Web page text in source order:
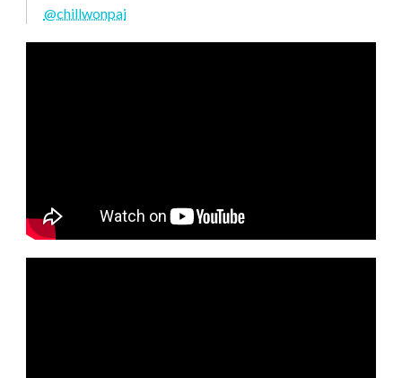
@chillwonpai